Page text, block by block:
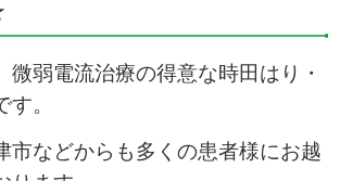
微弱電流治療の得意な時田はり・
。
市などからも多くの患者様にお越